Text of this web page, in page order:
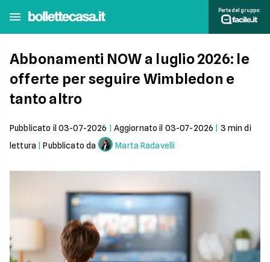
Parte del gruppo:
Abbonamenti NOW a luglio 2026: le
offerte per seguire Wimbledon e
tanto altro
Pubblicato il 03-07-2026 Aggiornato il 03-07-2026 3 min di
lettura |Pubblicato da Marta Radavelli